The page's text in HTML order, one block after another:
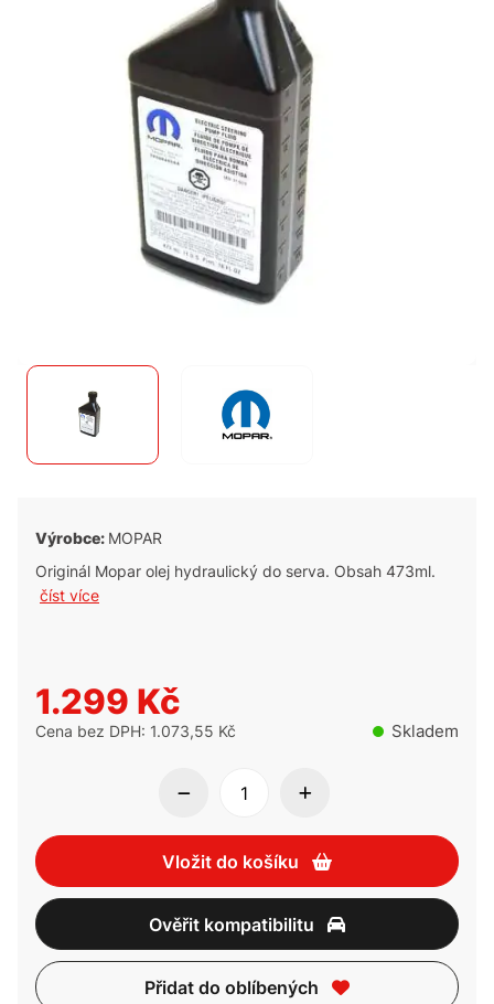
Výrobce: MOPAR
Originál Mopar olej hydraulický do serva. Obsah 473ml.
číst více
1.299 Kč
Cena bez DPH: 1.073,55 Kč Skladem
Vložit do košíku
Ověřit kompatibilitu
Přidat do oblíbených